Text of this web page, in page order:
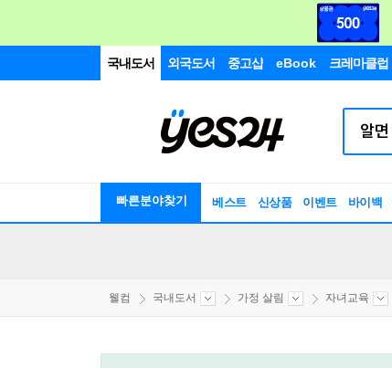
국내도서 외국도서 중고샵 eBook 크레마클럽
빠른분야찾기 베스트 신상품 이벤트 바이백
웰컴 국내도서 가정 살림 자녀교육